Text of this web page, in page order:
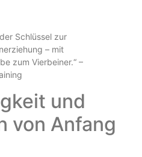
Schlüssel zur
– mit
zum Vierbeiner.“ –
und
von Anfang